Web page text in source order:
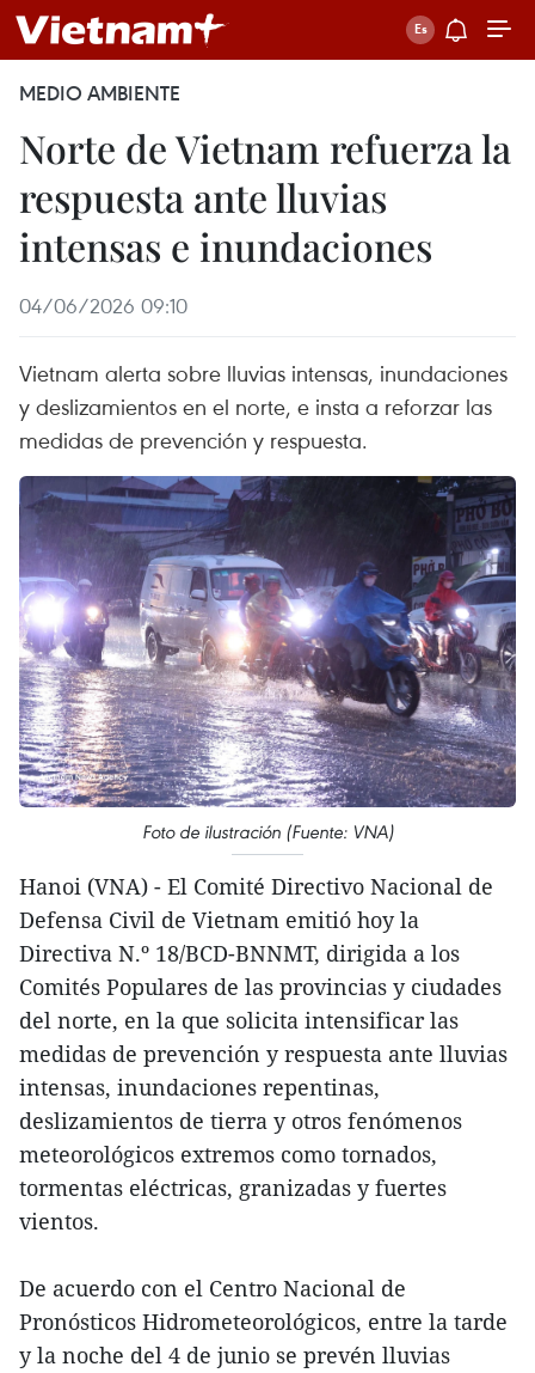
MEDIO AMBIENTE
Norte de Vietnam refuerza la
respuesta ante lluvias
intensas e inundaciones
04/06/2026 09:10
Vietnam alerta sobre lluvias intensas, inundaciones
y deslizamientos en el norte, e insta a reforzar las
medidas de prevención y respuesta.
Foto de ilustración (Fuente: VNA)
Hanoi (VNA) - El Comité Directivo Nacional de
Defensa Civil de Vietnam emitió hoy la
Directiva N.º 18/BCD-BNNMT, dirigida a los
Comités Populares de las provincias y ciudades
del norte, en la que solicita intensificar las
medidas de prevención y respuesta ante lluvias
intensas, inundaciones repentinas,
deslizamientos de tierra y otros fenómenos
meteorológicos extremos como tornados,
tormentas eléctricas, granizadas y fuertes
vientos.
De acuerdo con el Centro Nacional de
Pronósticos Hidrometeorológicos, entre la tarde
y la noche del 4 de junio se prevén lluvias